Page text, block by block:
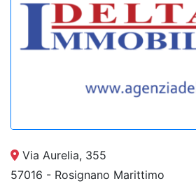
Via Aurelia, 355
57016 - Rosignano Marittimo